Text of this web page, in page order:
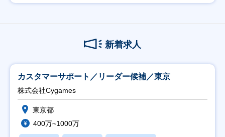
新着求人
カスタマーサポート／リーダー候補／東京
株式会社Cygames
東京都
400万~1000万